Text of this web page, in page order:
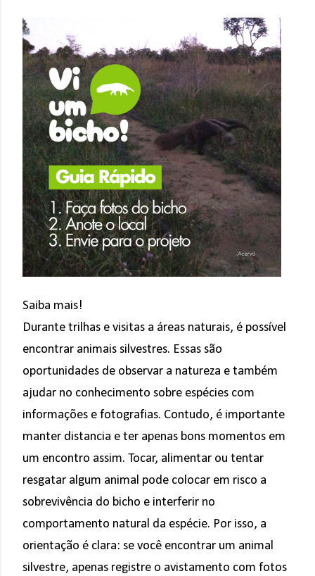
Saiba mais!
Durante trilhas e visitas a áreas naturais, é possível
encontrar animais silvestres. Essas são
oportunidades de observar a natureza e também
ajudar no conhecimento sobre espécies com
informações e fotografias. Contudo, é importante
manter distancia e ter apenas bons momentos em
um encontro assim. Tocar, alimentar ou tentar
resgatar algum animal pode colocar em risco a
sobrevivência do bicho e interferir no
comportamento natural da espécie. Por isso, a
orientação é clara: se você encontrar um animal
silvestre, apenas registre o avistamento com fotos